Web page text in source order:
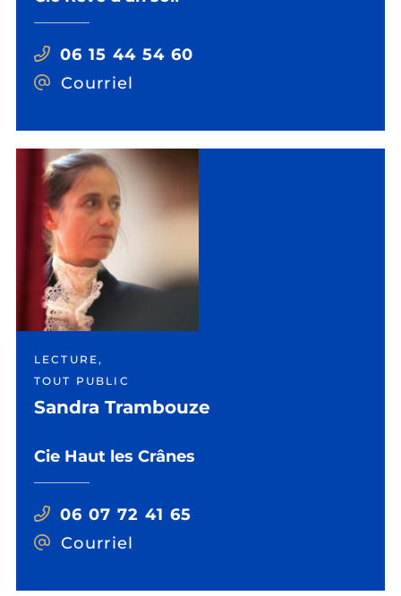
06 15 44 54 60
Courriel
LECTURE,
TOUT PUBLIC
Sandra Trambouze
Cie Haut les Crânes
06 07 72 41 65
Courriel